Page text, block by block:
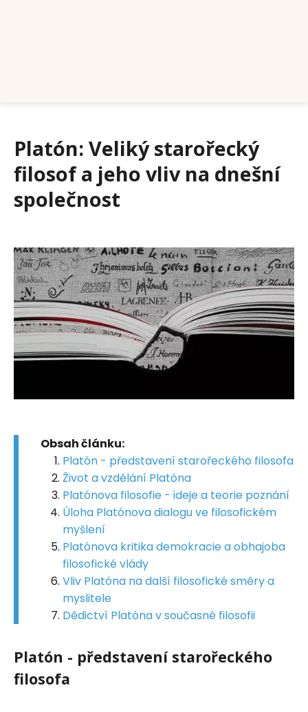
Platón: Veliký starořecký
filosof a jeho vliv na dnešní
společnost
Obsah článku:
Platón - představení starořeckého filosofa
Život a vzdělání Platóna
Platónova filosofie - ideje a teorie poznání
Úloha Platónova dialogu ve filosofickém
myšlení
Platónova kritika demokracie a obhajoba
filosofické vlády
Vliv Platóna na další filosofické směry a
myslitele
Dědictví Platóna v současné filosofii
Platón - představení starořeckého
filosofa